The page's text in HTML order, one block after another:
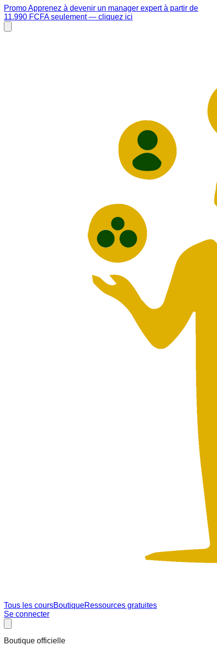
PromoApprenez à devenir un manager expertà partir de
11.990 FCFAseulement — cliquez ici
Tous les coursBoutiqueRessources gratuites
Se connecter
Boutique officielle